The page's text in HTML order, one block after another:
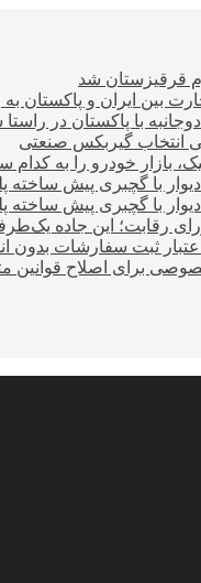
قرقیزستان شد
ایران و پاکستان به رقم ۱۰
دوجانبه با پاکستان در
انتخاب گیربکس صنعتی
بازار خودرو را به کدام
دیوار با گچبری پیش
دیوار با گچبری پیش
ثبت سفارشات بدون انتقال ارز
برای اصلاح قوانین